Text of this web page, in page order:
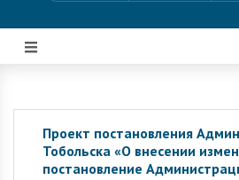
|||
Проект постановления
Тобольска «О внесении
постановление